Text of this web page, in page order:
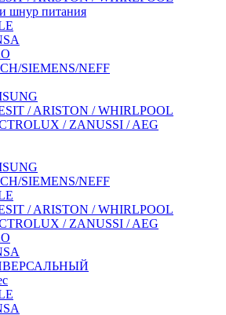
шнур питания
SIEMENS/NEFF
/ ARISTON / WHIRLPOOL
/ ZANUSSI / AEG
SIEMENS/NEFF
/ ARISTON / WHIRLPOOL
/ ZANUSSI / AEG